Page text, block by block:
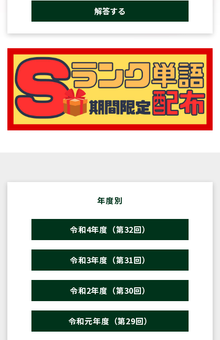
解答する
年度別
令和4年度（第32回）
令和3年度（第31回）
令和2年度（第30回）
令和元年度（第29回）